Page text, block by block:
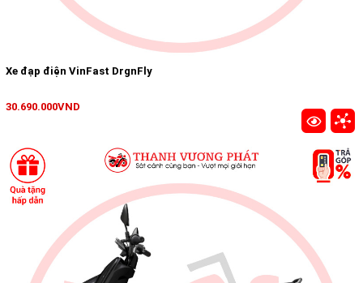
Xe đạp điện VinFast DrgnFly
30.690.000VND